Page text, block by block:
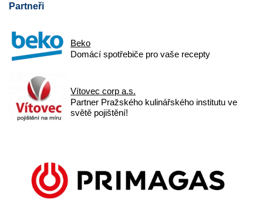
Partneři
Beko
Domácí spotřebiče pro vaše recepty
Vítovec corp a.s.
Partner Pražského kulinářského institutu ve
světě pojištění!